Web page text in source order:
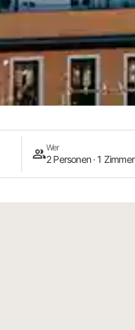
Wer
2 Personen · 1 Zimmer